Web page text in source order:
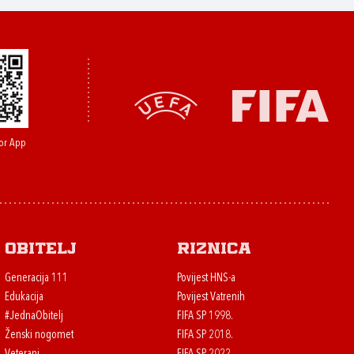
App
Obitelj
Generacija 111
Edukacija
#JednaObitelj
Ženski nogomet
Riznica
Povijest HNS-a
Povijest Vatrenih
FIFA SP 1998.
FIFA SP 2018.